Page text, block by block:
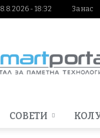
8.8.2026 - 18:32 За нас
СОВЕТИ